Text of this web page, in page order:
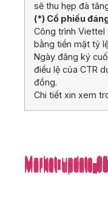
sẽ thu hẹp đà
(*) Cổ phiếu
Công trình Viettel
bằng tiền mặt tỷ
Ngày đăng ký
điều lệ của CTR
đồng.
Chi tiết xin xem
Market-
Market-
Market-
Market-
Market-
Market-
Market-
Market-
Market-
Market-
Market-
Market-
Market-
Market-
Market-
Market-
Market-